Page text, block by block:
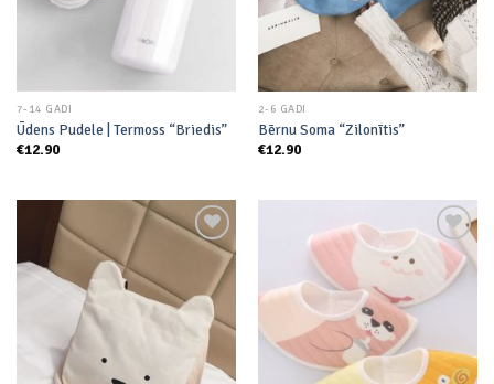
7-14 GADI
Ūdens Pudele | Termoss “Briedis”
€12.90
2-6 GADI
Bērnu Soma “Zilonītis”
€12.90
Add to
wishlist
Add to